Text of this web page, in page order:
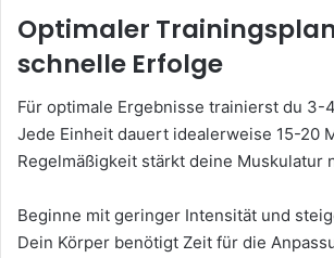
Optimaler
schnelle Erfolge
Für optimale Ergebnisse trainierst du 3-
Jede Einheit dauert idealerweise 15-20
Regelmäßigkeit stärkt deine Muskulatur
Beginne mit geringer Intensität und
Dein Körper benötigt Zeit für die